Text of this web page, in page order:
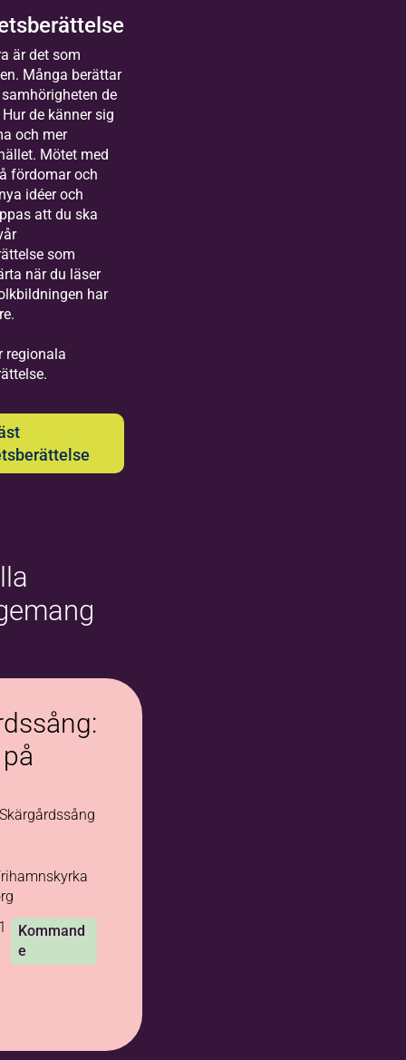
är det som
Många berättar
de
de känner sig
och mer
Mötet med
fördomar och
idéer och
att du ska
som
när du läser
har
regionala
Kommand
e